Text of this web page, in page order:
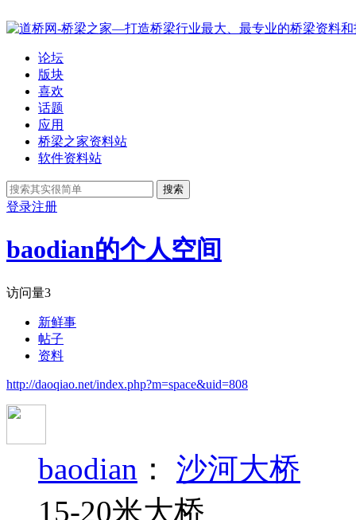
论坛
版块
喜欢
话题
应用
桥梁之家资料站
软件资料站
搜索
登录注册
baodian的个人空间
访问量3
新鲜事
帖子
资料
http://daoqiao.net/index.php?m=space&uid=808
baodian ： 沙河大桥
15-20米大桥